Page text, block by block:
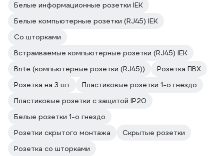
Белые информационные розетки IEK
Белые компьютерные розетки (RJ45) IEK
Со шторками
Встраиваемые компьютерные розетки (RJ45) IEK
Brite (компьютерные розетки (RJ45))
Розетка ПВХ
Розетка на 3 шт
Пластиковые розетки 1-о гнездо
Пластиковые розетки с защитой IP20
Белые розетки 1-о гнездо
Розетки скрытого монтажа
Скрытые розетки
Розетка со шторками